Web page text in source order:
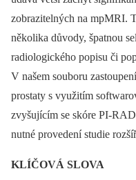
zobrazitelných na mpMRI.
několika důvody, špatnou
radiologického popisu či
V našem souboru
prostaty s využitím
zvyšujícím se skóre
nutné provedení studie
KLÍČOVÁ SLOVA